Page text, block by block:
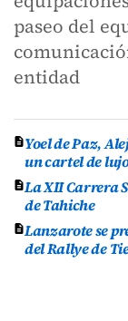
paseo del
entidad
Yoel de Paz,
un cartel de
La XII Carrera
de Tahiche
Lanzarote se
del Rallye de